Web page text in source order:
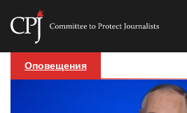
Skip
Committee
Protect
Journalists
Оповещения